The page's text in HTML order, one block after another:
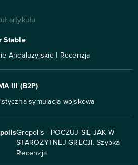
artykułu
Stable
Andaluzyjskie | Recenzja
III (B2P)
symulacja wojskowa
Grepolis - POCZUJ SIĘ JAK W
STAROŻYTNEJ GRECJI. Szybka
Recenzja